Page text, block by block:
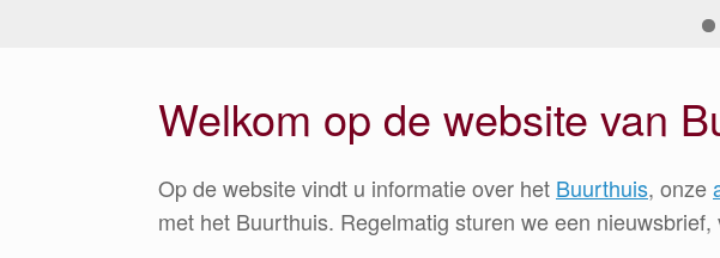
Welkom op de website van
Op de website vindt u informatie over het Buurthuis, onze
met het Buurthuis. Regelmatig sturen we een nieuwsbrief,